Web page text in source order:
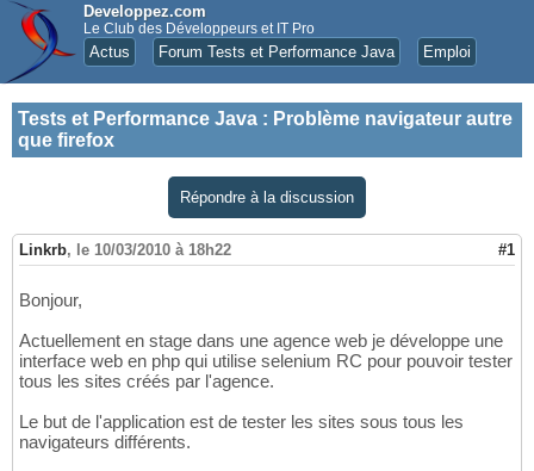
Developpez.com
Le Club des Développeurs et IT Pro
Actus Forum Tests et Performance Java Emploi
Tests et Performance Java : Problème navigateur autre
que firefox
Répondre à la discussion
Linkrb, le 10/03/2010 à 18h22 #1
Bonjour,
Actuellement en stage dans une agence web je développe une
interface web en php qui utilise selenium RC pour pouvoir tester
tous les sites créés par l'agence.
Le but de l'application est de tester les sites sous tous les
navigateurs différents.